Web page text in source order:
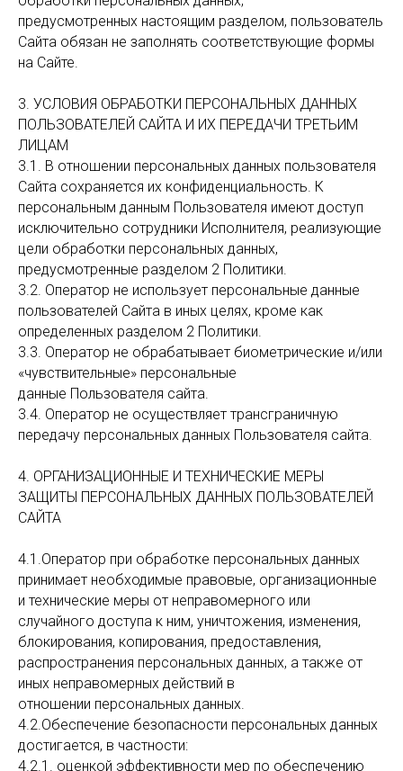
предусмотренных настоящим разделом, пользователь
Сайта обязан не заполнять соответствующие формы
на Сайте.
3. УСЛОВИЯ ОБРАБОТКИ ПЕРСОНАЛЬНЫХ ДАННЫХ
ПОЛЬЗОВАТЕЛЕЙ САЙТА И ИХ ПЕРЕДАЧИ ТРЕТЬИМ
ЛИЦАМ
3.1. В отношении персональных данных пользователя
Сайта сохраняется их конфиденциальность. К
персональным данным Пользователя имеют доступ
исключительно сотрудники Исполнителя, реализующие
цели обработки персональных данных,
предусмотренные разделом 2 Политики.
3.2. Оператор не использует персональные данные
пользователей Сайта в иных целях, кроме как
определенных разделом 2 Политики.
3.3. Оператор не обрабатывает биометрические и/или
«чувствительные» персональные
данные Пользователя сайта.
3.4. Оператор не осуществляет трансграничную
передачу персональных данных Пользователя сайта.
4. ОРГАНИЗАЦИОННЫЕ И ТЕХНИЧЕСКИЕ МЕРЫ
ЗАЩИТЫ ПЕРСОНАЛЬНЫХ ДАННЫХ ПОЛЬЗОВАТЕЛЕЙ
САЙТА
4.1.​Оператор при обработке персональных данных
принимает необходимые правовые, организационные
и технические меры от неправомерного или
случайного доступа к ним, уничтожения, изменения,
блокирования, копирования, предоставления,
распространения персональных данных, а также от
иных неправомерных действий в
отношении персональных данных.
4.2.​Обеспечение безопасности персональных данных
достигается, в частности:
4.2.1. оценкой эффективности мер по обеспечению
Адрес:
Чехова 2 (Фортуна
+7 (914) 893
67-65